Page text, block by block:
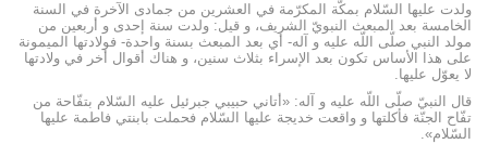
ولدت عليها السّلام بمكّة المكرّمة في العشرين من جمادى الآخرة في السنة
الخامسة بعد المبعث النبويّ الشريف، و قيل: ولدت سنة إحدى و أربعين من
مولد النبي صلّى اللّه عليه و آله- أي بعد المبعث بسنة واحدة- فولادتها الميمونة
على هذا الأساس تكون بعد الإسراء بثلاث سنين، و هناك أقوال أخر في ولادتها
لا يعوّل عليها.
قال النبيّ صلّى اللّه عليه و آله: «أتاني حبيبي جبرئيل عليه السّلام بتفّاحة من
تفّاح الجنّة فأكلتها و واقعت خديجة عليها السّلام فحملت بابنتي فاطمة عليها
السّلام».